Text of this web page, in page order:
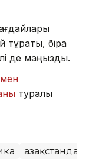
бірақ
де маңызды.
туралы